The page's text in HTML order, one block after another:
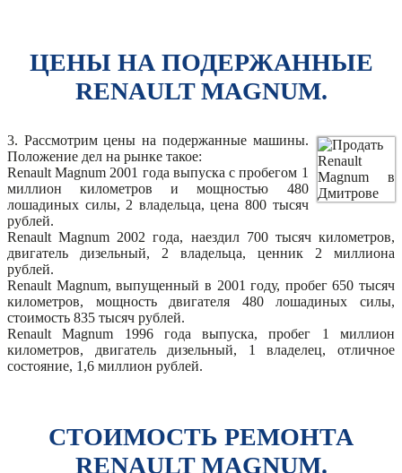
ЦЕНЫ НА ПОДЕРЖАННЫЕ
RENAULT MAGNUM.
3. Рассмотрим цены на подержанные машины.
Положение дел на рынке такое:
Renault Magnum 2001 года выпуска с пробегом 1
миллион километров и мощностью 480
лошадиных силы, 2 владельца, цена 800 тысяч
рублей.
Renault Magnum 2002 года, наездил 700 тысяч километров,
двигатель дизельный, 2 владельца, ценник 2 миллиона
рублей.
Renault Magnum, выпущенный в 2001 году, пробег 650 тысяч
километров, мощность двигателя 480 лошадиных силы,
стоимость 835 тысяч рублей.
Renault Magnum 1996 года выпуска, пробег 1 миллион
километров, двигатель дизельный, 1 владелец, отличное
состояние, 1,6 миллион рублей.
СТОИМОСТЬ РЕМОНТА
RENAULT MAGNUM.